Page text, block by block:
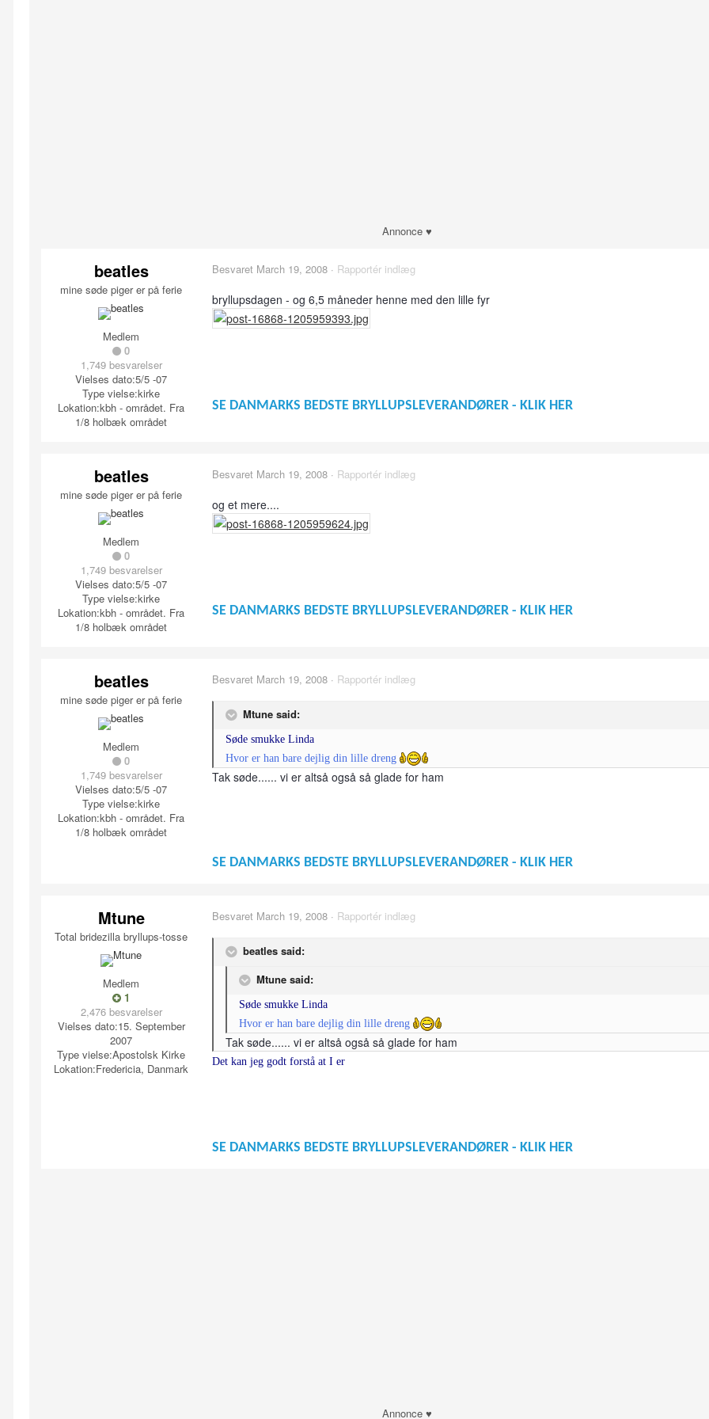
Annonce ♥
beatles
mine søde piger er på ferie
Medlem
0
1,749 besvarelser
Vielses dato:5/5 -07
Type vielse:kirke
Lokation:kbh - området. Fra
1/8 holbæk området
Besvaret March 19, 2008 · Rapportér indlæg
bryllupsdagen - og 6,5 måneder henne med den lille fyr
SE DANMARKS BEDSTE BRYLLUPSLEVERANDØRER - KLIK HER
beatles
mine søde piger er på ferie
Medlem
0
1,749 besvarelser
Vielses dato:5/5 -07
Type vielse:kirke
Lokation:kbh - området. Fra
1/8 holbæk området
Besvaret March 19, 2008 · Rapportér indlæg
og et mere....
SE DANMARKS BEDSTE BRYLLUPSLEVERANDØRER - KLIK HER
beatles
mine søde piger er på ferie
Medlem
0
1,749 besvarelser
Vielses dato:5/5 -07
Type vielse:kirke
Lokation:kbh - området. Fra
1/8 holbæk området
Besvaret March 19, 2008 · Rapportér indlæg
Mtune said:
Søde smukke Linda
Hvor er han bare dejlig din lille dreng
Tak søde...... vi er altså også så glade for ham
SE DANMARKS BEDSTE BRYLLUPSLEVERANDØRER - KLIK HER
Mtune
Total bridezilla bryllups-tosse
Medlem
1
2,476 besvarelser
Vielses dato:15. September
2007
Type vielse:Apostolsk Kirke
Lokation:Fredericia, Danmark
Besvaret March 19, 2008 · Rapportér indlæg
beatles said:
Mtune said:
Søde smukke Linda
Hvor er han bare dejlig din lille dreng
Tak søde...... vi er altså også så glade for ham
Det kan jeg godt forstå at I er
SE DANMARKS BEDSTE BRYLLUPSLEVERANDØRER - KLIK HER
Annonce ♥